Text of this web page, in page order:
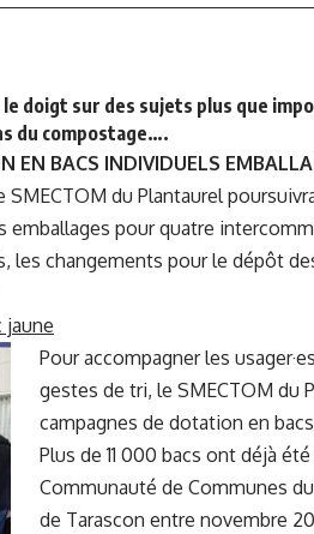
le doigt sur des sujets plus que
du compostage….
EN BACS INDIVIDUELS
SMECTOM du Plantaurel
pour quatre
changements pour le dépôt
jaune
Pour accompagner les
gestes de tri, le SMECTOM du
campagnes de dotation en
Plus de 11 000 bacs ont déjà
Communauté de Communes
de Tarascon entre novembre